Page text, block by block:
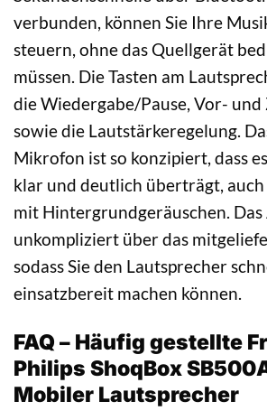
verbunden, können Sie Ihre
steuern, ohne das Quellgerät
müssen. Die Tasten am
die Wiedergabe/Pause, Vor-
sowie die Lautstärkeregelung.
Mikrofon ist so konzipiert, dass
klar und deutlich überträgt,
mit Hintergrundgeräuschen.
unkompliziert über das
sodass Sie den Lautsprecher
einsatzbereit machen können.
FAQ – Häufig gestellte
Philips ShoqBox
Mobiler Lautsprecher